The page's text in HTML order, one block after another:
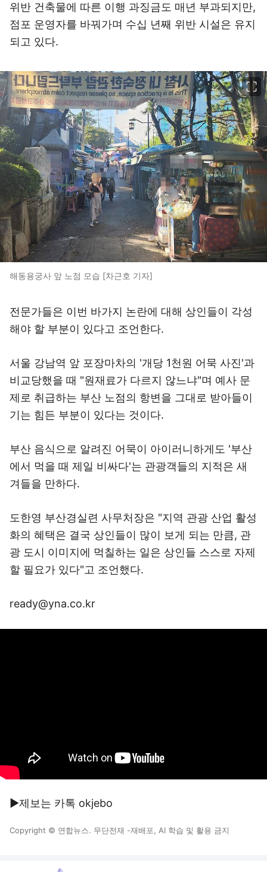
위반 건축물에 따른 이행 과징금도 매년 부과되지만,
점포 운영자를 바꿔가며 수십 년째 위반 시설은 유지
되고 있다.
해동용궁사 앞 노점 모습 [차근호 기자]
전문가들은 이번 바가지 논란에 대해 상인들이 각성
해야 할 부분이 있다고 조언한다.
서울 강남역 앞 포장마차의 '개당 1천원 어묵 사진'과
비교당했을 때 "원재료가 다르지 않느냐"며 예사 문
제로 취급하는 부산 노점의 항변을 그대로 받아들이
기는 힘든 부분이 있다는 것이다.
부산 음식으로 알려진 어묵이 아이러니하게도 '부산
에서 먹을 때 제일 비싸다'는 관광객들의 지적은 새
겨들을 만하다.
도한영 부산경실련 사무처장은 "지역 관광 산업 활성
화의 혜택은 결국 상인들이 많이 보게 되는 만큼, 관
광 도시 이미지에 먹칠하는 일은 상인들 스스로 자제
할 필요가 있다"고 조언했다.
ready@yna.co.kr
▶제보는 카톡 okjebo
Copyright © 연합뉴스. 무단전재 -재배포, AI 학습 및 활용 금지